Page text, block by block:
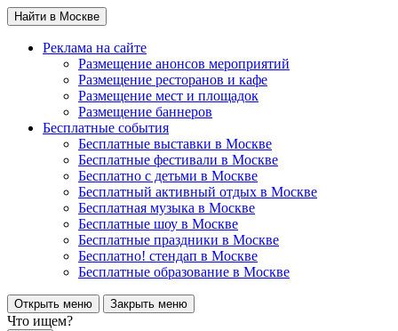
Найти в Москве
Реклама на сайте
Размещение анонсов мероприятий
Размещение ресторанов и кафе
Размещение мест и площадок
Размещение баннеров
Бесплатные события
Бесплатные выставки в Москве
Бесплатные фестивали в Москве
Бесплатно с детьми в Москве
Бесплатный активный отдых в Москве
Бесплатная музыка в Москве
Бесплатные шоу в Москве
Бесплатные праздники в Москве
Бесплатно! стендап в Москве
Бесплатные образование в Москве
Открыть меню Закрыть меню
Что ищем?